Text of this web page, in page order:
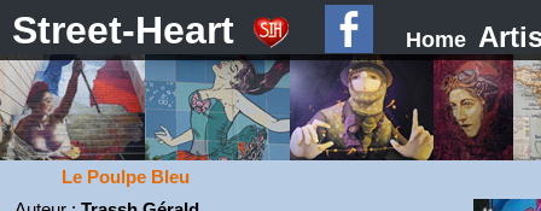
Street-Heart Home
Le Poulpe Bleu